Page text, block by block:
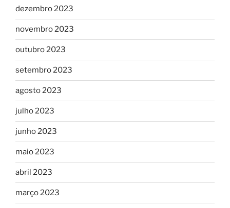
dezembro 2023
novembro 2023
outubro 2023
setembro 2023
agosto 2023
julho 2023
junho 2023
maio 2023
abril 2023
março 2023